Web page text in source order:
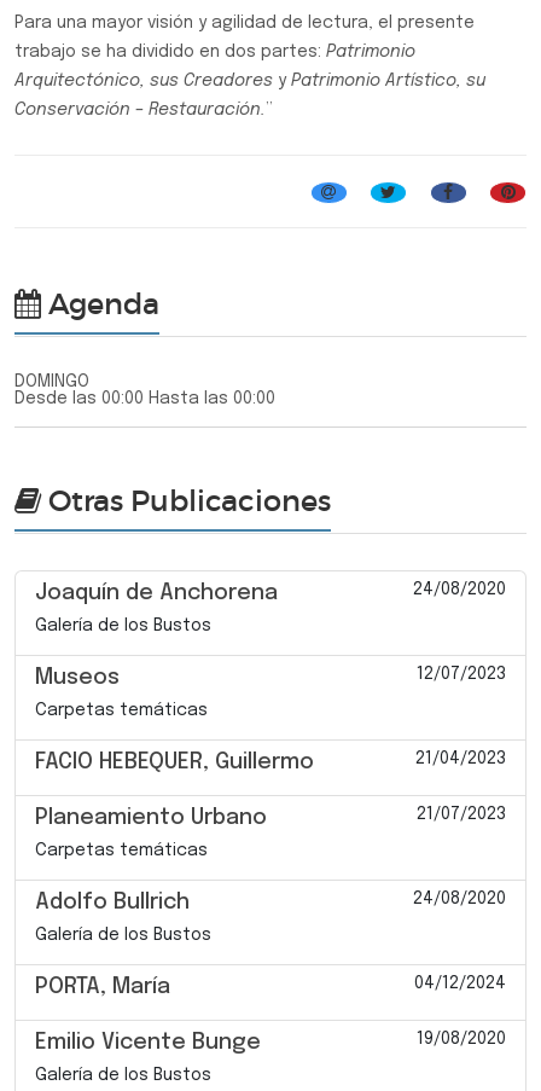
Para una mayor visión y agilidad de lectura, el presente
trabajo se ha dividido en dos partes: Patrimonio
Arquitectónico, sus Creadores y Patrimonio Artístico, su
Conservación – Restauración. ”
Agenda
DOMINGO
Desde las 00:00 Hasta las 00:00
Otras Publicaciones
Joaquín de Anchorena 24/08/2020
Galería de los Bustos
Museos 12/07/2023
Carpetas temáticas
FACIO HEBEQUER, Guillermo 21/04/2023
Planeamiento Urbano 21/07/2023
Carpetas temáticas
Adolfo Bullrich 24/08/2020
Galería de los Bustos
PORTA, María 04/12/2024
Emilio Vicente Bunge 19/08/2020
Galería de los Bustos